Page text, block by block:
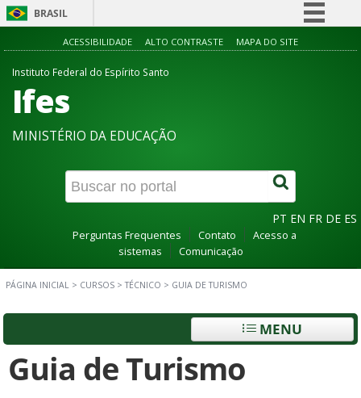
BRASIL
Simplifique!
Canais
ACESSIBILIDADE ALTO CONTRASTE MAPA DO SITE
Instituto Federal do Espírito Santo
Ifes
MINISTÉRIO DA EDUCAÇÃO
PT EN FR DE ES
Perguntas Frequentes Contato
Acesso a
sistemas
Comunicação
PÁGINA INICIAL > CURSOS >TÉCNICO > GUIA DE TURISMO
MENU
Guia de Turismo